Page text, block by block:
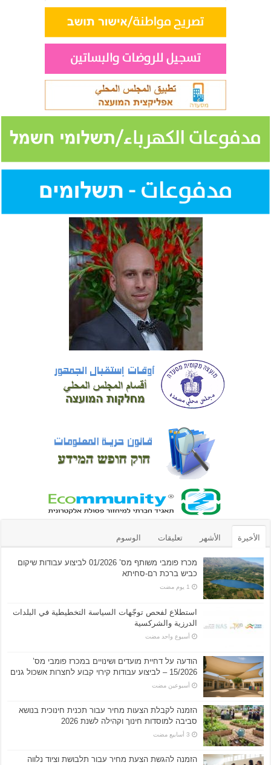
الأخيرة الأشهر تعليقات الوسوم
מכרז פומבי משותף מס’ 01/2026 לביצוע עבודות שיקום
כביש ברכת רם-סחיתא
استطلاع لفحص توجّهات السياسة التخطيطية في البلدات
الدرزية والشركسية
‏أسبوع واحد مضت
הודעה על דחיית מועדים ושינויים במכרז פומבי מס’
15/2026 – לביצוע עבודות קירוי קבוע לחצרות אשכול גנים
‏أسبوعين مضت
הזמנה לקבלת הצעות מחיר עבור תכנית חינוכית בנושא
סביבה למוסדות חינוך וקהילה לשנת 2026
הזמנה להגשת הצעת מחיר עבור תלבושת וציוד נלווה